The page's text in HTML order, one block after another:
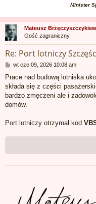
Minister
Mateusz
Gość zagraniczny
Re: Port lotniczy
P
s
t
wt cze 09, 2026 10:08 am
Prace nad budową lotniska
składa się z części
bardzo zmęczeni ale i
domów.
Port lotniczy otrzymał kod